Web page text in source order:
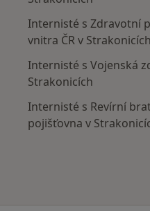
Internisté s Zdravotní
vnitra ČR v Strakonicích
Internisté s Vojenská
Strakonicích
Internisté s Revírní
pojišťovna v